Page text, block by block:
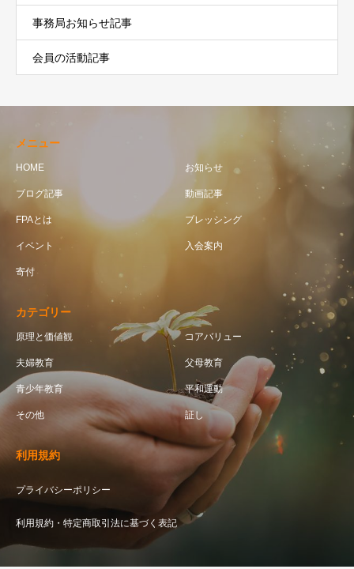
事務局お知らせ記事
会員の活動記事
メニュー
HOME お知らせ
ブログ記事 動画記事
FPAとは ブレッシング
イベント 入会案内
寄付
カテゴリー
原理と価値観 コアバリュー
夫婦教育 父母教育
青少年教育 平和運動
その他 証し
利用規約
プライバシーポリシー
利用規約・特定商取引法に基づく表記